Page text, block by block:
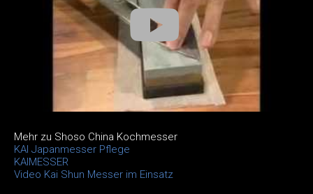
Mehr zu Shoso China Kochmesser
KAI Japanmesser Pflege
KAIMESSER
Video Kai Shun Messer im Einsatz